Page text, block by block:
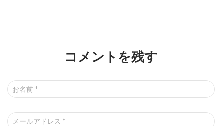
コメントを残す
お名前 *
メールアドレス *